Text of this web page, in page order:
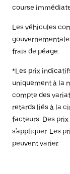
course
Les véhicules
frais de péage.
*Les prix
uniquement à la
compte des
retards liés à la
facteurs. Des
s'appliquer. Les
peuvent varier.